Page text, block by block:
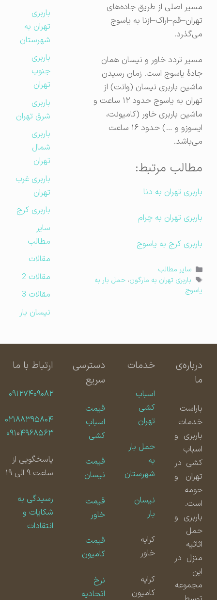
مسیر اصلی از طریق جاده‌های
تهران–قم–اراک–ازنا به یاسوج
می‌گذرد.
مسیر تردد خاور و نیسان همان
جادهٔ یاسوج است. زمان رسیدن
ماشین باربری نیسان (وانت) از
تهران به یاسوج حدود ۱۲ ساعت و
ماشین باربری خاور (کامیونت،
ایسوزو و …) حدود ۱۶ ساعت
می‌باشد.
مطالب مرتبط:
باربری تهران به دنا
باربری تهران به چرام
باربری کرج به یاسوج
دسته‌ها
سایر مطالب
برچسب‌ها
باربری تهران به مارگون،حمل بار به
یاسوج
باربری
تهران به
شهرستان
باربری
جنوب
تهران
باربری
شرق تهران
باربری
شمال
تهران
باربری غرب
تهران
باربری کرج
مطالب
مقالات
مقالات 2
مقالات 3
نیسان بار
درباره‌ی
باراست
خدمات
باربری و
اسباب
کشی در
تهران و
حومه
است.
باربری و
حمل
اثاثیه
منزل در
مجموعه
خدمات
اسباب
کشی
تهران
حمل بار
شهرستان
نیسان
کامیون
دسترسی
سریع
قیمت
اسباب
کشی
قیمت
نیسان
قیمت
قیمت
کامیون
اتحادیه
ارتباط با ما
۰۹۱۲۷۴۰۹۰۸۲
۰۲۱۸۸۳۹۵۸۰۴
۰۹۱۰۴۹۶۸۵۶۳
پاسخگویی از
ساعت ۹ الی ۱۹
رسیدگی به
شکایات و
انتقادات